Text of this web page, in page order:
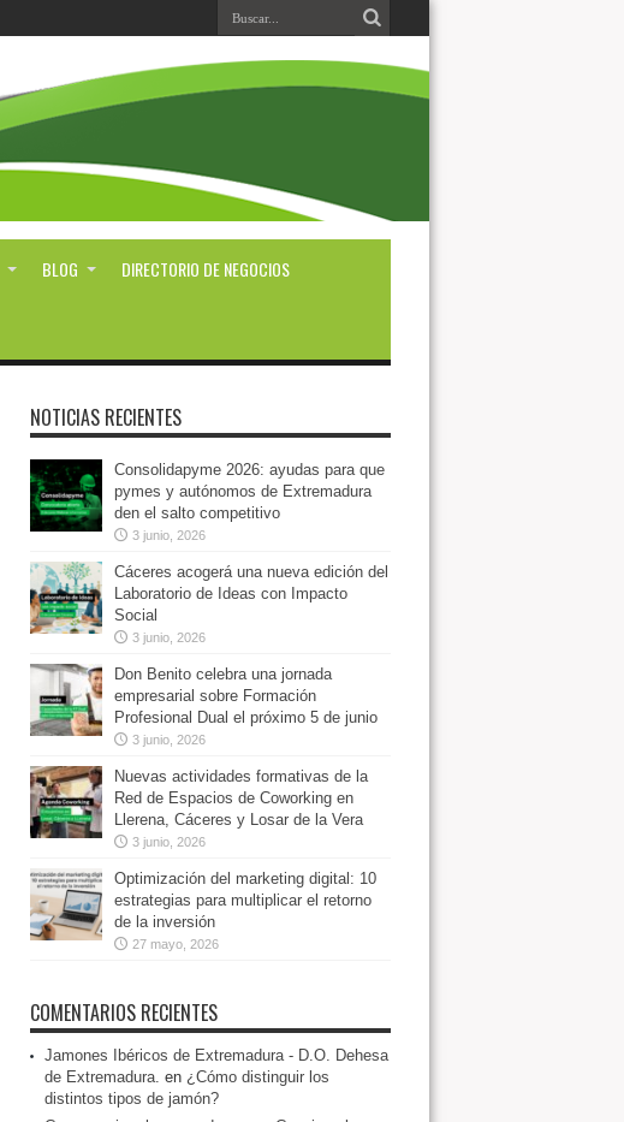
BLOG DIRECTORIO DE NEGOCIOS
NOTICIAS RECIENTES
Consolidapyme 2026: ayudas para que
pymes y autónomos de Extremadura
den el salto competitivo
3 junio, 2026
Cáceres acogerá una nueva edición del
Laboratorio de Ideas con Impacto
Social
3 junio, 2026
Don Benito celebra una jornada
empresarial sobre Formación
Profesional Dual el próximo 5 de junio
3 junio, 2026
Nuevas actividades formativas de la
Red de Espacios de Coworking en
Llerena, Cáceres y Losar de la Vera
3 junio, 2026
Optimización del marketing digital: 10
estrategias para multiplicar el retorno
de la inversión
27 mayo, 2026
COMENTARIOS RECIENTES
Jamones Ibéricos de Extremadura - D.O. Dehesa
de Extremadura. en ¿Cómo distinguir los
distintos tipos de jamón?